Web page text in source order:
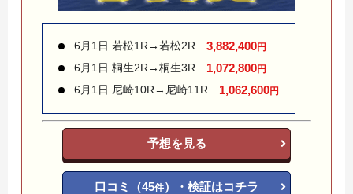
6月1日 若松1R→若松2R 3,882,400円
6月1日 桐生2R→桐生3R 1,072,800円
6月1日 尼崎10R→尼崎11R 1,062,600円
予想を見る
口コミ（45件）・検証はコチラ